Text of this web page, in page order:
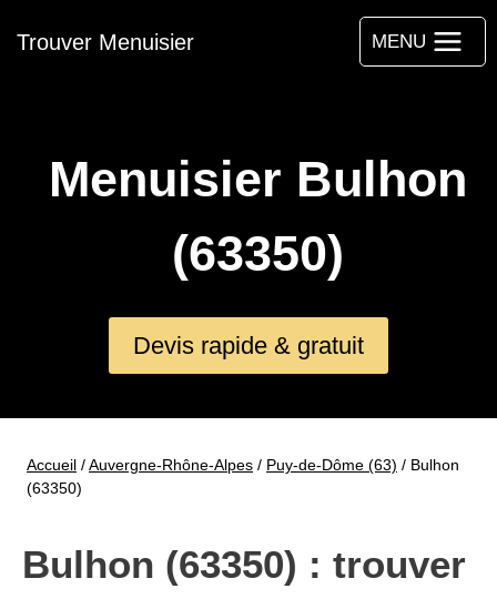
auTrouver Menuisier MENU
Menuisier Bulhon
(63350)
Devis rapide & gratuit
Accueil /Auvergne-Rhône-Alpes / Puy-de-Dôme (63) / Bulhon
(63350)
Bulhon (63350) : trouver